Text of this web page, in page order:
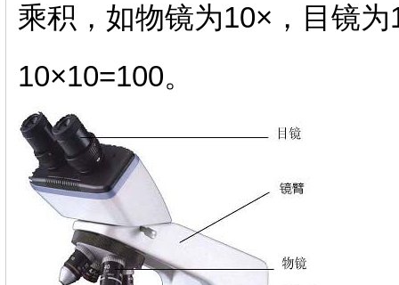
乘积，如物镜为10×，目镜
10×10=100。